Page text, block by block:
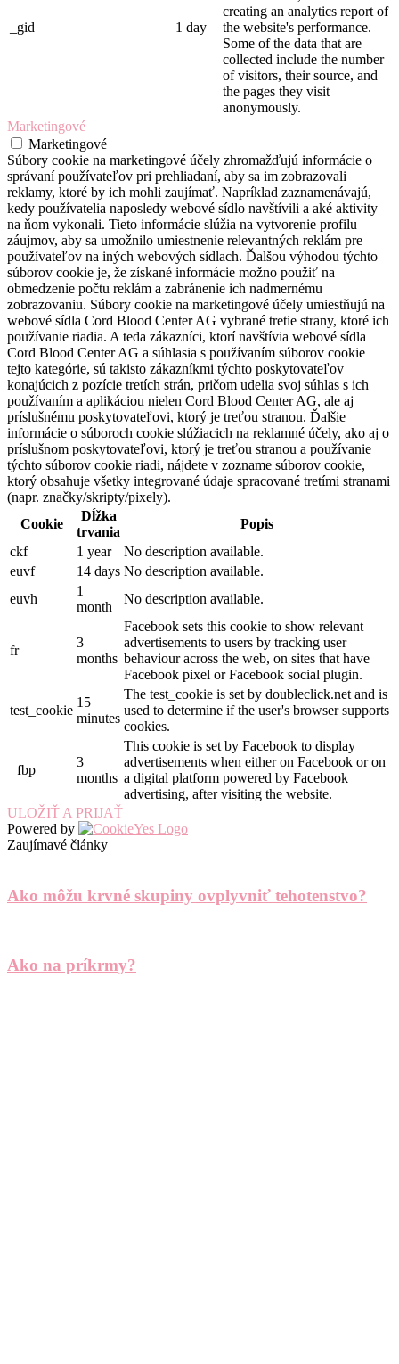
_gid 1 day
creating an analytics report of
the website's performance.
Some of the data that are
collected include the number
of visitors, their source, and
the pages they visit
anonymously.
Marketingové
Marketingové
Súbory cookie na marketingové účely zhromažďujú informácie o
správaní používateľov pri prehliadaní, aby sa im zobrazovali
reklamy, ktoré by ich mohli zaujímať. Napríklad zaznamenávajú,
kedy používatelia naposledy webové sídlo navštívili a aké aktivity
na ňom vykonali. Tieto informácie slúžia na vytvorenie profilu
záujmov, aby sa umožnilo umiestnenie relevantných reklám pre
používateľov na iných webových sídlach. Ďalšou výhodou týchto
súborov cookie je, že získané informácie možno použiť na
obmedzenie počtu reklám a zabránenie ich nadmernému
zobrazovaniu. Súbory cookie na marketingové účely umiestňujú na
webové sídla Cord Blood Center AG vybrané tretie strany, ktoré ich
používanie riadia. A teda zákazníci, ktorí navštívia webové sídla
Cord Blood Center AG a súhlasia s používaním súborov cookie
tejto kategórie, sú takisto zákazníkmi týchto poskytovateľov
konajúcich z pozície tretích strán, pričom udelia svoj súhlas s ich
používaním a aplikáciou nielen Cord Blood Center AG, ale aj
príslušnému poskytovateľovi, ktorý je treťou stranou. Ďalšie
informácie o súboroch cookie slúžiacich na reklamné účely, ako aj o
príslušnom poskytovateľovi, ktorý je treťou stranou a používanie
týchto súborov cookie riadi, nájdete v zozname súborov cookie,
ktorý obsahuje všetky integrované údaje spracované tretími stranami
(napr. značky/skripty/pixely).
Cookie
Dĺžka
trvania
Popis
ckf
1 year
No description available.
euvf
14 days No description available.
euvh
1
month
No description available.
fr
3
months
Facebook sets this cookie to show relevant
advertisements to users by tracking user
behaviour across the web, on sites that have
Facebook pixel or Facebook social plugin.
test_cookie
15
minutes
The test_cookie is set by doubleclick.net and is
used to determine if the user's browser supports
cookies.
_fbp
3
months
This cookie is set by Facebook to display
advertisements when either on Facebook or on
a digital platform powered by Facebook
advertising, after visiting the website.
ULOŽIŤ A PRIJAŤ
Powered by
Zaujímavé články
Ako môžu krvné skupiny ovplyvniť tehotenstvo?
Ako na príkrmy?